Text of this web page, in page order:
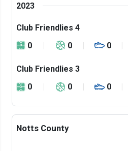
2023
Club Friendlies 4
0
0 0
Club Friendlies 3
0
0 0
Notts County